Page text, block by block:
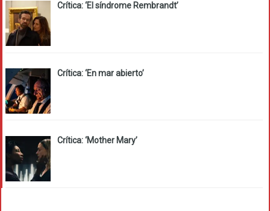
Crítica: ‘El síndrome Rembrandt’
Crítica: ‘En mar abierto’
Crítica: ‘Mother Mary’